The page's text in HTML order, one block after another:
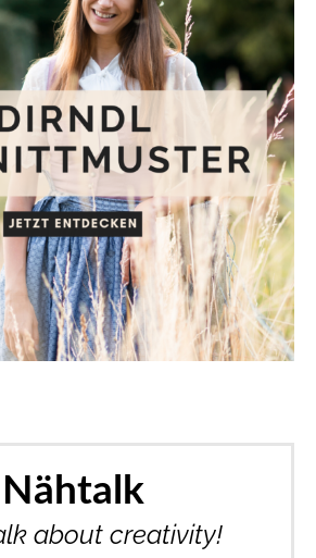
Nähtalk
about creativity!